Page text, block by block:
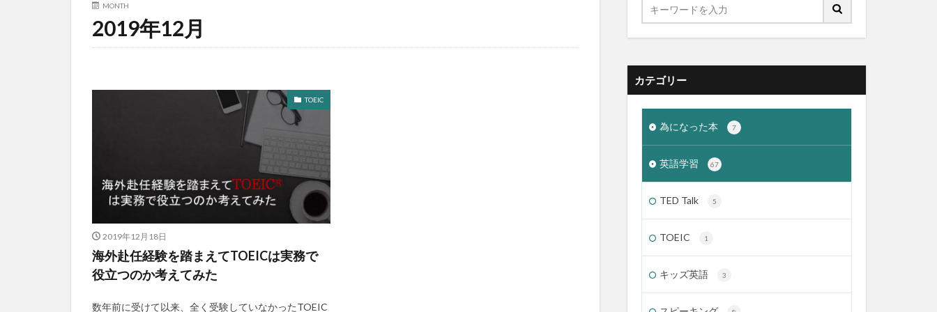
MONTH
2019年12月
TOEIC
2019年12月18日
海外赴任経験を踏まえてTOEICは実務で
役立つのか考えてみた
数年前に受けて以来、全く受験していなかったTOEIC
カテゴリー
為になった本 7
英語学習 67
TED Talk 5
TOEIC 1
キッズ英語 3